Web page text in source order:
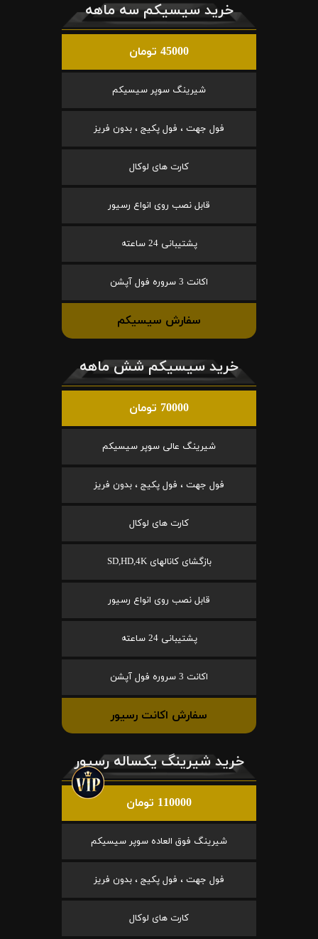
خرید سیسیکم سه ماهه
45000 تومان
شیرینگ سوپر سیسیکم
فول جهت ، فول پکیج ، بدون فریز
کارت های لوکال
قابل نصب روی انواع رسیور
پشتیبانی 24 ساعته
اکانت 3 سروره فول آپشن
سفارش سیسیکم
خرید سیسیکم شش ماهه
70000 تومان
شیرینگ عالی سوپر سیسیکم
فول جهت ، فول پکیج ، بدون فریز
کارت های لوکال
بازگشای کانالهای SD,HD,4K
قابل نصب روی انواع رسیور
پشتیبانی 24 ساعته
اکانت 3 سروره فول آپشن
سفارش اکانت رسیور
خرید شیرینگ یکساله رسیور
110000 تومان
شیرینگ فوق العاده سوپر سیسیکم
فول جهت ، فول پکیج ، بدون فریز
کارت های لوکال